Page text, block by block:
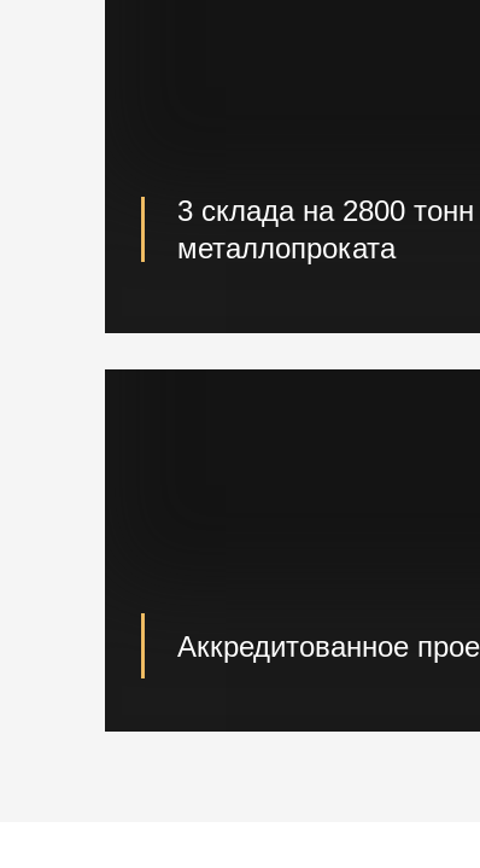
3 склада на 2800
металлопроката
и доставка на ваш объект.
Аккредитованное
проектирование возводимых